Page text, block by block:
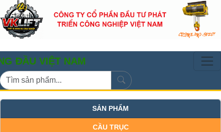
NAM
SẢN PHẨM
CẦU TRỤC